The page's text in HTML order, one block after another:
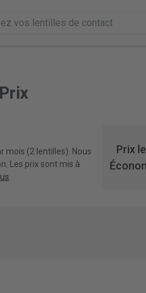
mois (2 lentilles). Nous
Les prix sont mis à
Prix